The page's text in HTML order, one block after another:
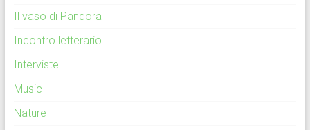
Il vaso di Pandora
Incontro letterario
Interviste
Music
Nature